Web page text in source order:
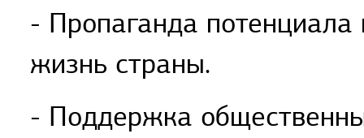
- Пропаганда
жизнь страны.
- Поддержка